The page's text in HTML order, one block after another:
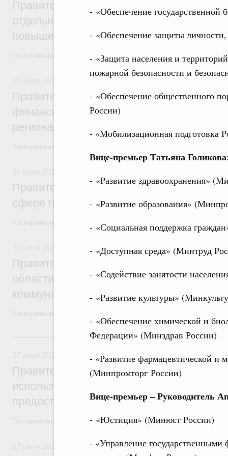
- «Обеспечение государственной
- «Обеспечение защиты личности,
- «Защита населения и
пожарной безопасности и
- «Обеспечение общественного
России)
- «Мобилизационная подготовка
Вице-премьер Татьяна
- «Развитие здравоохранения»
- «Развитие образования»
- «Социальная поддержка
- «Доступная среда» (Минтруд
- «Содействие занятости
- «Развитие культуры»
- «Обеспечение химической и
Федерации» (Минздрав России)
- «Развитие фармацевтической
(Минпромторг России)
Вице-премьер – Руководитель
- «Юстиция» (Минюст России)
- «Управление
Правительство ввело новый временный
отдельных видов топлива и утвердило
повышения доступности нефтепродуктов
Постановления от 30 июля 2026 года №952, №953, №954
Малое и среднее предпринимательство
Правительство выделило
финансирование на поддержку бизнеса
регионах
Правительство профинансирует
сфере гражданской авиации
Распоряжение от 27 июля 2026 года №1979-р, распоряжение от 30
Жилищно-коммунальное хозяйство
Правительство выделило
области на поддержку предприятий
коммунального хозяйства
27 июля, понедельник
Государственные и муниципальные услуги
Правительство утвердило параметры
использованию платёжных карт «Мир»
предоставления отдельных мер
Постановление от 18 июля 2026 года №914
Инструменты развития территорий. ОЭЗ.